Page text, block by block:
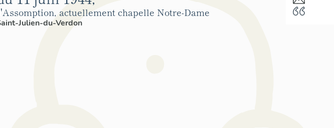
actuellement chapelle Notre-Dame
Julien-du-Verdon